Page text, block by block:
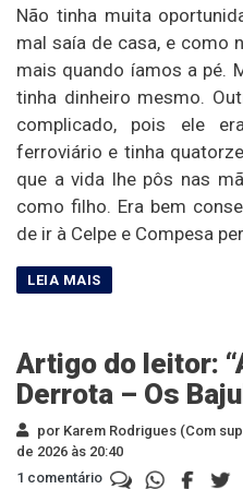
Não tinha muita
mal saía de casa, e como
mais quando íamos a pé.
tinha dinheiro mesmo.
complicado, pois ele
ferroviário e tinha
que a vida lhe pôs nas
como filho. Era bem
de ir à Celpe e Compesa
Artigo do leitor:
Derrota – Os
por Karem Rodrigues (Com
de 2026 às 20:40
1 comentário